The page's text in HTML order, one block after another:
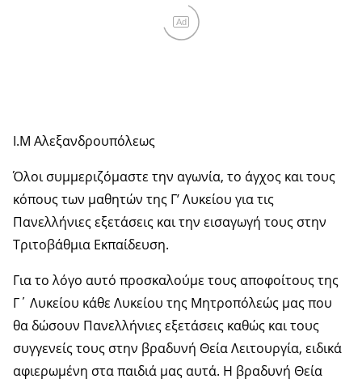
Ad
Ι.Μ Αλεξανδρουπόλεως
Όλοι συμμεριζόμαστε την αγωνία, το άγχος και τους
κόπους των μαθητών της Γ’ Λυκείου για τις
Πανελλήνιες εξετάσεις και την εισαγωγή τους στην
Τριτοβάθμια Εκπαίδευση.
Για το λόγο αυτό προσκαλούμε τους αποφοίτους της
Γ΄ Λυκείου κάθε Λυκείου της Μητροπόλεώς μας που
θα δώσουν Πανελλήνιες εξετάσεις καθώς και τους
συγγενείς τους στην βραδυνή Θεία Λειτουργία, ειδικά
αφιερωμένη στα παιδιά μας αυτά. Η βραδυνή Θεία